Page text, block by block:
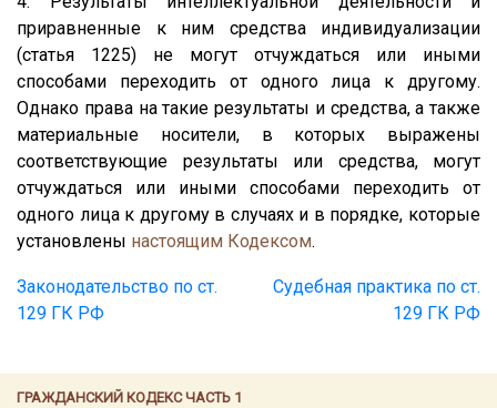
ГРАЖДАНСКИЙ КОДЕКС ЧАСТЬ 1
приравненные к ним средства индивидуализации
(статья 1225) не могут отчуждаться или иными
способами переходить от одного лица к другому.
Однако права на такие результаты и средства, а также
материальные носители, в которых выражены
соответствующие результаты или средства, могут
отчуждаться или иными способами переходить от
одного лица к другому в случаях и в порядке, которые
установлены настоящим Кодексом.
Законодательство по ст.
129 ГК РФ
Судебная практика по ст.
129 ГК РФ